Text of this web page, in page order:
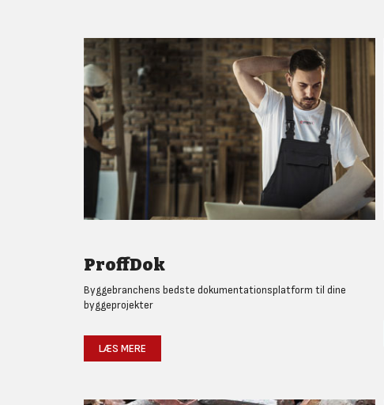
ProffDok
Byggebranchens bedste dokumentationsplatform til dine
byggeprojekter
LÆS MERE